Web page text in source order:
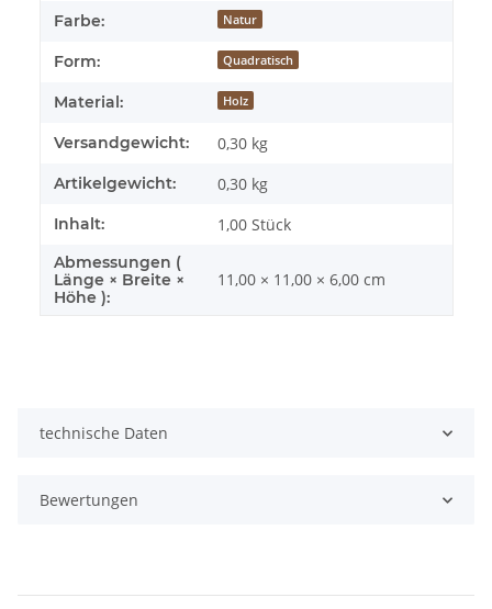
Farbe: Natur
Form: Quadratisch
Material: Holz
Versandgewicht: 0,30 kg
Artikelgewicht: 0,30 kg
Inhalt: 1,00 Stück
Abmessungen (
Länge × Breite ×
Höhe ):
11,00 × 11,00 × 6,00 cm
technische Daten
Bewertungen